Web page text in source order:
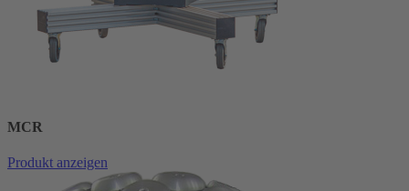
MCR
Produkt anzeigen